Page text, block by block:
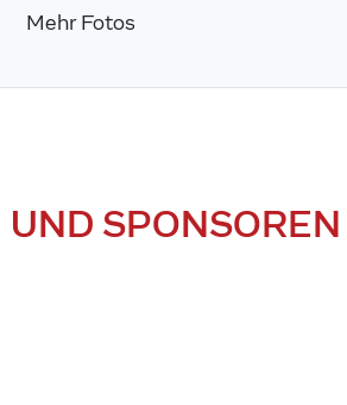
Mehr Fotos
SPONSOREN